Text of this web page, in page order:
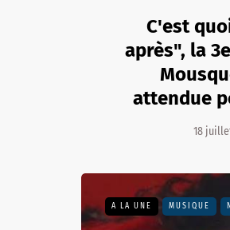
C'est
après", la
attendue
18
A LA UNE MUSIQUE